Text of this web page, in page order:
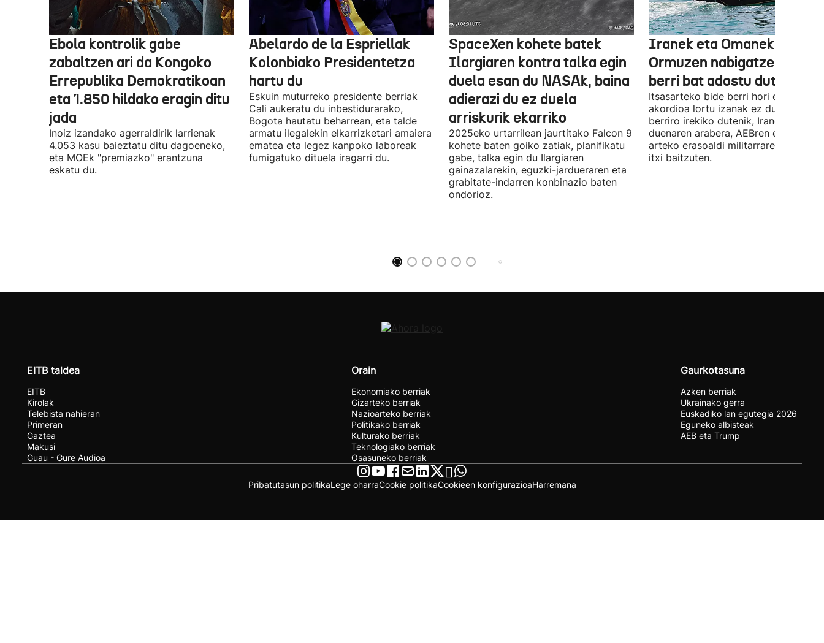
Ebola kontrolik gabe
zabaltzen ari da Kongoko
Errepublika Demokratikoan
eta 1.850 hildako eragin ditu
jada
Inoiz izandako agerraldirik larrienak
4.053 kasu baieztatu ditu dagoeneko,
eta MOEk "premiazko" erantzuna
eskatu du.
Abelardo de la Espriellak
Kolonbiako Presidentetza
hartu du
Eskuin muturreko presidente berriak
Cali aukeratu du inbestidurarako,
Bogota hautatu beharrean, eta talde
armatu ilegalekin elkarrizketari amaiera
ematea eta legez kanpoko laboreak
fumigatuko dituela iragarri du.
SpaceXen kohete batek
Ilargiaren kontra talka egin
duela esan du NASAk, baina
adierazi du ez duela
arriskurik ekarriko
2025eko urtarrilean jaurtitako Falcon 9
kohete baten goiko zatiak, planifikatu
gabe, talka egin du Ilargiaren
gainazalarekin, eguzki-jardueraren eta
grabitate-indarren konbinazio baten
ondorioz.
Iranek eta Omanek
Ormuzen nabigatzeko bide
berri bat adostu dute
Itsasarteko bide berri hori egiteko
akordioa lortu izanak ez du esan nahi
berriro irekiko dutenik, Iranek
duenaren arabera, AEBren eta
arteko erasoaldi militarraren
itxi baitzuten.
EITB taldea
EITB
Kirolak
Telebista nahieran
Primeran
Gaztea
Makusi
Guau - Gure Audioa
Orain
Ekonomiako berriak
Gizarteko berriak
Nazioarteko berriak
Politikako berriak
Kulturako berriak
Teknologiako berriak
Osasuneko berriak
Gaurkotasuna
Azken berriak
Ukrainako gerra
Euskadiko lan egutegia 2026
Eguneko albisteak
AEB eta Trump
Pribatutasun politikaLege oharraCookie politikaCookieen konfigurazioaHarremana